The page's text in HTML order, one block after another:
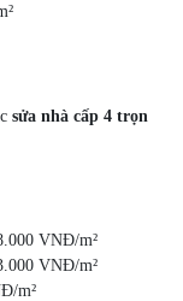
sửa nhà cấp 4 trọn
VNĐ/m²
VNĐ/m²
m²